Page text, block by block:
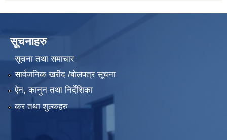
सूचनाहरु
सूचना तथा समाचार
सार्वजनिक खरीद /बोलपत्र सूचना
ऐन, कानुन तथा निर्देशिका
कर तथा शुल्कहरु